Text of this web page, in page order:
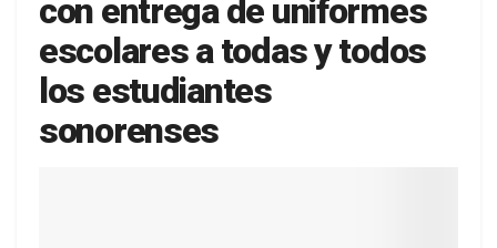
con entrega de uniformes
escolares a todas y todos
los estudiantes
sonorenses